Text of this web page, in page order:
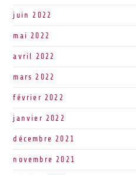
juin 2022
mai 2022
avril 2022
mars 2022
février 2022
janvier 2022
décembre 2021
novembre 2021